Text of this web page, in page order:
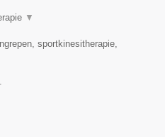
▼
sportkinesitherapie,